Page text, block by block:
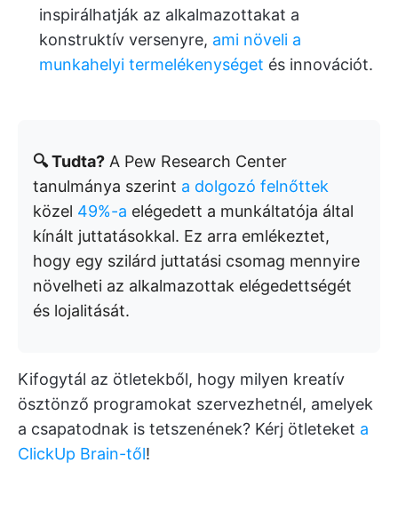
inspirálhatják az alkalmazottakat a
konstruktív versenyre, ami növeli a
munkahelyi termelékenységet és innovációt.
🔍 Tudta? A Pew Research Center
tanulmánya szerint a dolgozó felnőttek
közel 49%-a elégedett a munkáltatója által
kínált juttatásokkal. Ez arra emlékeztet,
hogy egy szilárd juttatási csomag mennyire
növelheti az alkalmazottak elégedettségét
és lojalitását.
Kifogytál az ötletekből, hogy milyen kreatív
ösztönző programokat szervezhetnél, amelyek
a csapatodnak is tetszenének? Kérj ötleteket a
ClickUp Brain-től!